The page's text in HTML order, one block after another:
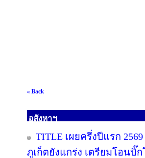
« Back
อสังหาฯ
TITLE เผยครึ่งปีแรก
ภูเก็ตยังแกร่ง เตรียมโอนบิ๊